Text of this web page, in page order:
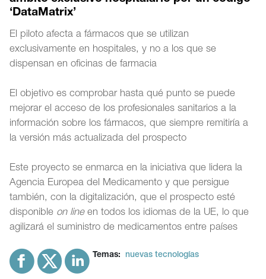
‘DataMatrix’
El piloto afecta a fármacos que se utilizan
exclusivamente en hospitales, y no a los que se
dispensan en oficinas de farmacia
El objetivo es comprobar hasta qué punto se puede
mejorar el acceso de los profesionales sanitarios a la
información sobre los fármacos, que siempre remitiría a
la versión más actualizada del prospecto
Este proyecto se enmarca en la iniciativa que lidera la
Agencia Europea del Medicamento y que persigue
también, con la digitalización, que el prospecto esté
disponible on lineen todos los idiomas de la UE, lo que
agilizará el suministro de medicamentos entre países
Temas: nuevas tecnologías